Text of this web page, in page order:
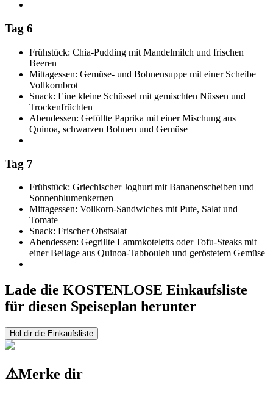
Tag 6
Frühstück: Chia-Pudding mit Mandelmilch und frischen
Beeren
Mittagessen: Gemüse- und Bohnensuppe mit einer Scheibe
Vollkornbrot
Snack: Eine kleine Schüssel mit gemischten Nüssen und
Trockenfrüchten
Abendessen: Gefüllte Paprika mit einer Mischung aus
Quinoa, schwarzen Bohnen und Gemüse
Tag 7
Frühstück: Griechischer Joghurt mit Bananenscheiben und
Sonnenblumenkernen
Mittagessen: Vollkorn-Sandwiches mit Pute, Salat und
Tomate
Snack: Frischer Obstsalat
Abendessen: Gegrillte Lammkoteletts oder Tofu-Steaks mit
einer Beilage aus Quinoa-Tabbouleh und geröstetem Gemüse
Lade die KOSTENLOSE Einkaufsliste
für diesen Speiseplan herunter
Hol dir die Einkaufsliste
⚠️Merke dir